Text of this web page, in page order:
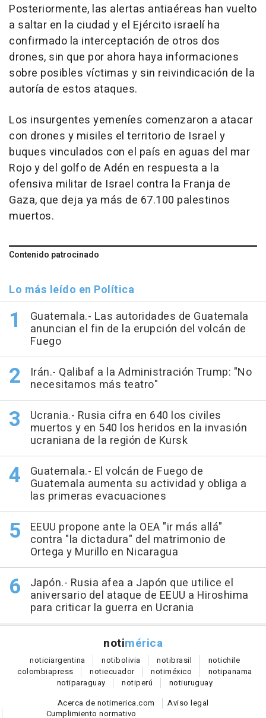
Posteriormente, las alertas antiaéreas han vuelto
a saltar en la ciudad y el Ejército israelí ha
confirmado la interceptación de otros dos
drones, sin que por ahora haya informaciones
sobre posibles víctimas y sin reivindicación de la
autoría de estos ataques.
Los insurgentes yemeníes comenzaron a atacar
con drones y misiles el territorio de Israel y
buques vinculados con el país en aguas del mar
Rojo y del golfo de Adén en respuesta a la
ofensiva militar de Israel contra la Franja de
Gaza, que deja ya más de 67.100 palestinos
muertos.
Contenido patrocinado
Lo más leído en Política
Guatemala.- Las autoridades de Guatemala
anuncian el fin de la erupción del volcán de
Fuego
Irán.- Qalibaf a la Administración Trump: "No
necesitamos más teatro"
Ucrania.- Rusia cifra en 640 los civiles
muertos y en 540 los heridos en la invasión
ucraniana de la región de Kursk
Guatemala.- El volcán de Fuego de
Guatemala aumenta su actividad y obliga a
las primeras evacuaciones
EEUU propone ante la OEA "ir más allá"
contra "la dictadura" del matrimonio de
Ortega y Murillo en Nicaragua
Japón.- Rusia afea a Japón que utilice el
aniversario del ataque de EEUU a Hiroshima
para criticar la guerra en Ucrania
notimérica
noticiargentina notibolivia notibrasil notichile
colombiapress notiecuador notiméxico notipanama
notiparaguay notiperú notiuruguay
Acerca de notimerica.com
Aviso legal
Cumplimiento normativo